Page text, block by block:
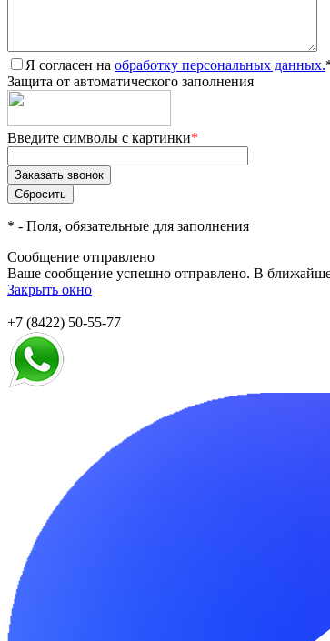
Я согласен на обработку персональных данных.
Защита от автоматического заполнения
Введите символы с картинки*
* - Поля, обязательные для заполнения
Сообщение отправлено
Ваше сообщение успешно отправлено. В
Закрыть окно
+7 (8422) 50-55-77